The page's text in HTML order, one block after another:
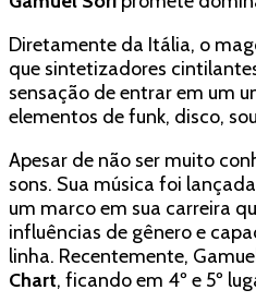
Diretamente da Itália, o
que sintetizadores
sensação de entrar em um
elementos de funk, disco,
Apesar de não ser muito
sons. Sua música foi
um marco em sua carreira
influências de gênero e
linha. Recentemente,
Chart, ficando em 4º e 5º